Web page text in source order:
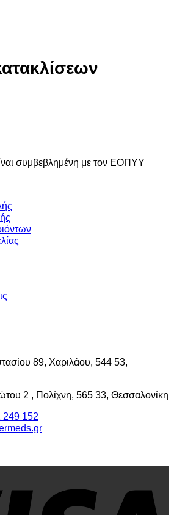
συμβεβλημένη με τον ΕΟΠΥΥ
89, Χαριλάου, 544 53,
2 , Πολίχνη, 565 33, Θεσσαλονίκη
249 152